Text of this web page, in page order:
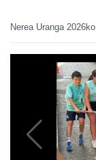
Nerea Uranga